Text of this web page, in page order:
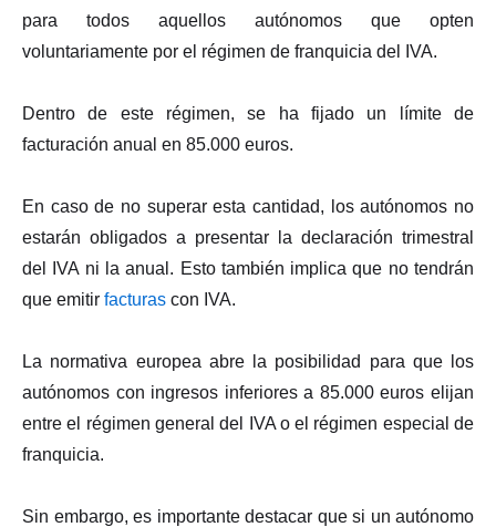
para todos aquellos autónomos que opten
voluntariamente por el régimen de franquicia del IVA.
Dentro de este régimen, se ha fijado un límite de
facturación anual en 85.000 euros.
En caso de no superar esta cantidad, los autónomos no
estarán obligados a presentar la declaración trimestral
del IVA ni la anual. Esto también implica que no tendrán
que emitir facturas con IVA.
La normativa europea abre la posibilidad para que los
autónomos con ingresos inferiores a 85.000 euros elijan
entre el régimen general del IVA o el régimen especial de
franquicia.
Sin embargo, es importante destacar que si un autónomo